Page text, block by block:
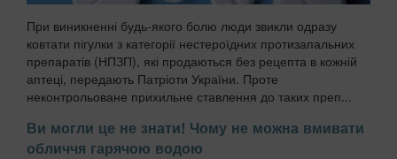
При виникненні будь-якого болю люди звикли одразу
ковтати пігулки з категорії нестероїдних протизапальних
препаратів (НПЗП), які продаються без рецепта в кожній
аптеці, передають Патріоти України. Проте
неконтрольоване прихильне ставлення до таких преп...
Ви могли це не знати! Чому не можна вмивати
обличчя гарячою водою